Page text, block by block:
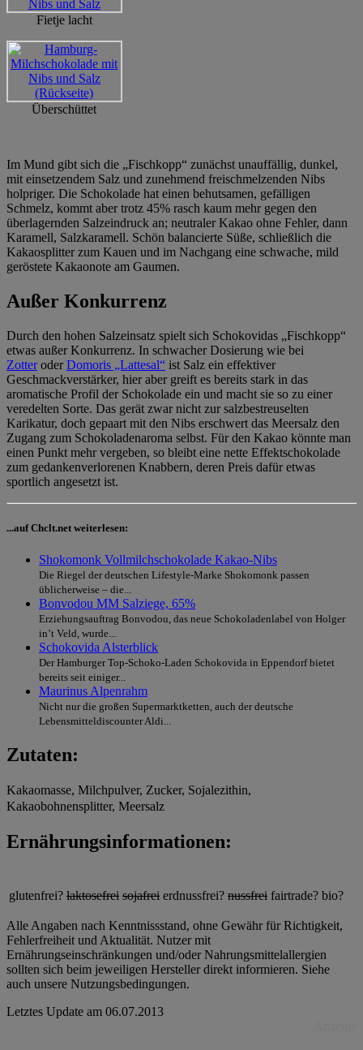
Fietje lacht
Überschüttet
Im Mund gibt sich die „Fischkopp“ zunächst unauffällig, dunkel,
mit einsetzendem Salz und zunehmend freischmelzenden Nibs
holpriger. Die Schokolade hat einen behutsamen, gefälligen
Schmelz, kommt aber trotz 45% rasch kaum mehr gegen den
überlagernden Salzeindruck an; neutraler Kakao ohne Fehler, dann
Karamell, Salzkaramell. Schön balancierte Süße, schließlich die
Kakaosplitter zum Kauen und im Nachgang eine schwache, mild
geröstete Kakaonote am Gaumen.
Außer Konkurrenz
Durch den hohen Salzeinsatz spielt sich Schokovidas „Fischkopp“
etwas außer Konkurrenz. In schwacher Dosierung wie bei
ZotteroderDomoris „Lattesal“ ist Salz ein effektiver
Geschmackverstärker, hier aber greift es bereits stark in das
aromatische Profil der Schokolade ein und macht sie so zu einer
veredelten Sorte. Das gerät zwar nicht zur salzbestreuselten
Karikatur, doch gepaart mit den Nibs erschwert das Meersalz den
Zugang zum Schokoladenaroma selbst. Für den Kakao könnte man
einen Punkt mehr vergeben, so bleibt eine nette Effektschokolade
zum gedankenverlorenen Knabbern, deren Preis dafür etwas
sportlich angesetzt ist.
...auf Chclt.net weiterlesen:
Shokomonk Vollmilchschokolade Kakao-Nibs
Die Riegel der deutschen Lifestyle-Marke Shokomonk passen
üblicherweise – die...
Bonvodou MM Salziege, 65%
Erziehungsauftrag Bonvodou, das neue Schokoladenlabel von Holger
in’t Veld, wurde...
Schokovida Alsterblick
Der Hamburger Top-Schoko-Laden Schokovida in Eppendorf bietet
bereits seit einiger...
Maurinus Alpenrahm
Nicht nur die großen Supermarktketten, auch der deutsche
Lebensmitteldiscounter Aldi...
Zutaten:
Kakaomasse, Milchpulver, Zucker, Sojalezithin,
Kakaobohnensplitter, Meersalz
Ernährungsinformationen:
glutenfrei? laktosefrei sojafrei erdnussfrei? nussfrei fairtrade? bio?
Alle Angaben nach Kenntnissstand, ohne Gewähr für Richtigkeit,
Fehlerfreiheit und Aktualität. Nutzer mit
Ernährungseinschränkungen und/oder Nahrungsmittelallergien
sollten sich beim jeweiligen Hersteller direkt informieren. Siehe
auch unsere Nutzungsbedingungen.
Letztes Update am 06.07.2013